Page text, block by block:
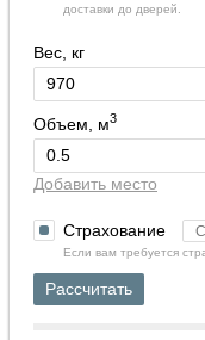
доставки до дверей.
Вес, кг
Объем, м3
Добавить место
Страхование
Если вам требуется
Рассчитать